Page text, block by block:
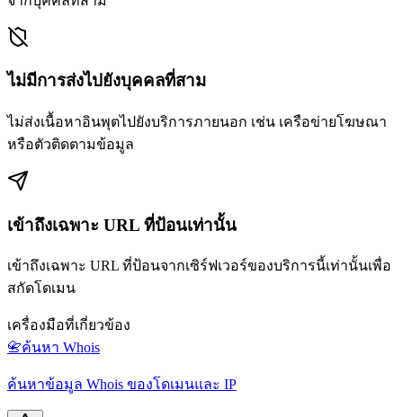
ไม่มีการส่งไปยังบุคคลที่สาม
ไม่ส่งเนื้อหาอินพุตไปยังบริการภายนอก เช่น เครือข่ายโฆษณา
หรือตัวติดตามข้อมูล
เข้าถึงเฉพาะ URL ที่ป้อนเท่านั้น
เข้าถึงเฉพาะ URL ที่ป้อนจากเซิร์ฟเวอร์ของบริการนี้เท่านั้นเพื่อ
สกัดโดเมน
เครื่องมือที่เกี่ยวข้อง
📇ค้นหา Whois
ค้นหาข้อมูล Whois ของโดเมนและ IP